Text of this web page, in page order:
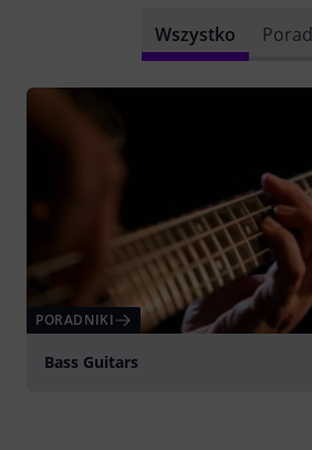
Wszystko
PORADNIKI
Bass Guitars